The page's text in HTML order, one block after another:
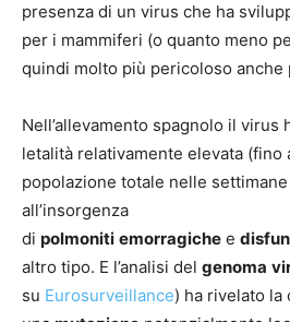
presenza di un virus che ha
per i mammiferi (o quanto meno
quindi molto più pericoloso anche
Nell’allevamento spagnolo il virus
letalità relativamente elevata (fino
popolazione totale nelle
all’insorgenza
di polmoniti emorragiche e
altro tipo. E l’analisi del genoma
su Eurosurveillance) ha rivelato la